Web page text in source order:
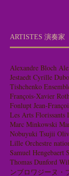
ARTISTES 演奏家
Alexandre Bloch
Jestaedt Cyrille
Tishchenko
François-Xavier Roth
Fonlupt Jean-
Les Arts Florissants
Marc Minkowski
Nobuyuki Tsujii
Lille Orchestre
Samuel Hengebaert
Thomas Dunford
ンブロワジーヌ・